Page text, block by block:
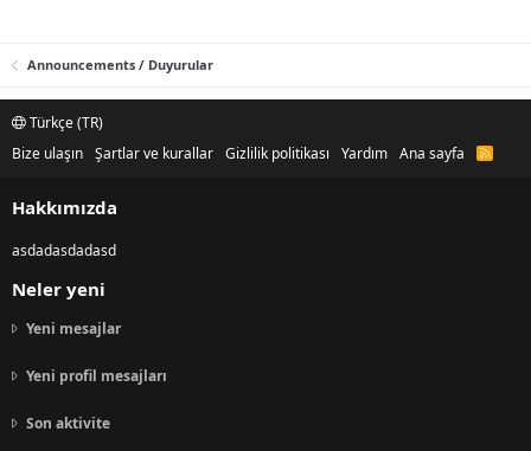
Announcements / Duyurular
Türkçe (TR)
Bize ulaşın Şartlar ve kurallar Gizlilik politikası Yardım Ana sayfa
R
Hakkımızda
asdadasdadasd
Neler yeni
Yeni mesajlar
Yeni profil mesajları
Son aktivite